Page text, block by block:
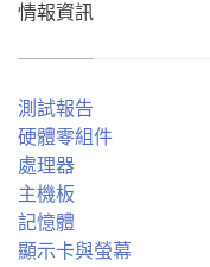
情報資訊
測試報告
硬體零組件
處理器
主機板
記憶體
顯示卡與螢幕